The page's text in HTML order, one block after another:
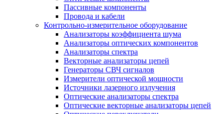
Пассивные компоненты
Провода и кабели
Контрольно-измерительное оборудование
Анализаторы коэффициента шума
Анализаторы оптических компонентов
Анализаторы спектра
Векторные анализаторы цепей
Генераторы СВЧ сигналов
Измерители оптической мощности
Источники лазерного излучения
Оптические анализаторы спектра
Оптические векторные анализаторы цепей